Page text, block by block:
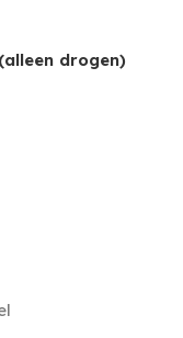
drogen)